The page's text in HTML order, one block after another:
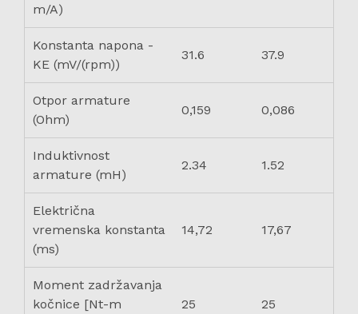
m/A)
Konstanta napona -
KE (mV/(rpm))
31.6 37.9
Otpor armature
(Ohm)
0,159 0,086
Induktivnost
armature (mH)
2.34 1.52
Električna
vremenska konstanta
(ms)
14,72 17,67
Moment zadržavanja
kočnice [Nt-m
25 25